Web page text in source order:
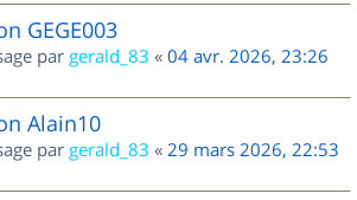
GEGE003
par gerald_83 « 04 avr. 2026, 23:26
Alain10
par gerald_83 « 29 mars 2026, 22:53